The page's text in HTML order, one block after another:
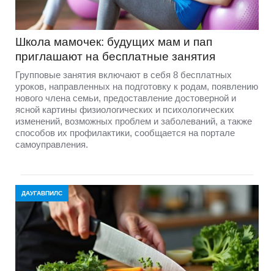
Школа мамочек: будущих мам и пап
приглашают на бесплатные занятия
Групповые занятия включают в себя 8 бесплатных
уроков, направленных на подготовку к родам, появлению
нового члена семьи, предоставление достоверной и
ясной картины физиологических и психологических
изменений, возможных проблем и заболеваний, а также
способов их профилактики, сообщается на портале
самоуправления.
ДАУГАВПИЛС